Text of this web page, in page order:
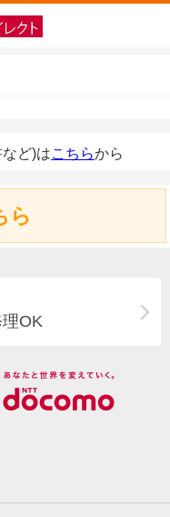
ど)はこちらから
ら
OK